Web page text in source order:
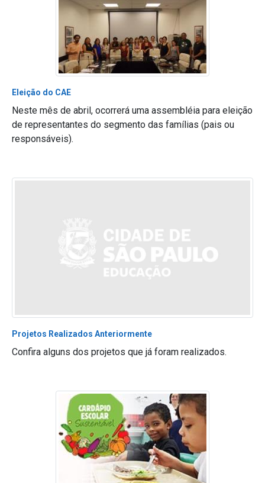
Eleição do CAE
Neste mês de abril, ocorrerá uma assembléia para eleição
de representantes do segmento das famílias (pais ou
responsáveis).
Projetos Realizados Anteriormente
Confira alguns dos projetos que já foram realizados.